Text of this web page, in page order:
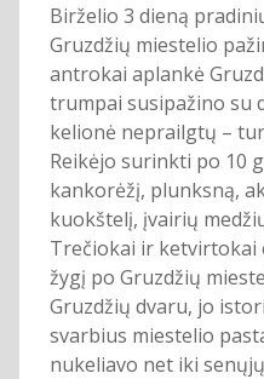
Birželio 3 dieną
Gruzdžių miestelio
antrokai aplankė
trumpai susipažino su
kelionė neprailgtų –
Reikėjo surinkti po 10
kankorėžį, plunksną,
kuokštelį, įvairių
Trečiokai ir ketvirtokai
žygį po Gruzdžių
Gruzdžių dvaru, jo
svarbius miestelio
nukeliavo net iki